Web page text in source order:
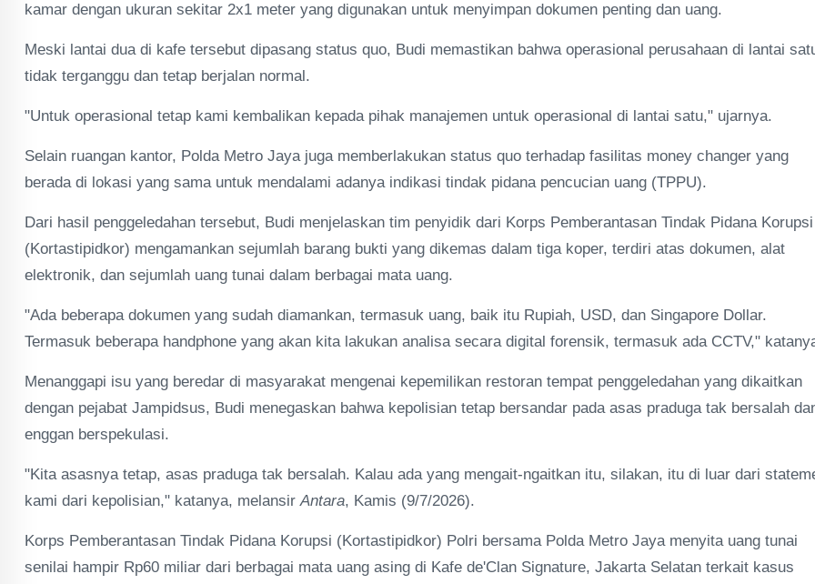
kamar dengan ukuran sekitar 2x1 meter yang digunakan untuk menyimpan dokumen penting dan uang.
​Meski lantai dua di kafe tersebut dipasang status quo, Budi memastikan bahwa operasional perusahaan di lantai
tidak terganggu dan tetap berjalan normal.
​"Untuk operasional tetap kami kembalikan kepada pihak manajemen untuk operasional di lantai satu," ujarnya.
​Selain ruangan kantor, Polda Metro Jaya juga memberlakukan status quo terhadap fasilitas money changer yang
berada di lokasi yang sama untuk mendalami adanya indikasi tindak pidana pencucian uang (TPPU).
​Dari hasil penggeledahan tersebut, Budi menjelaskan tim penyidik dari Korps Pemberantasan Tindak Pidana Korupsi
(Kortastipidkor) mengamankan sejumlah barang bukti yang dikemas dalam tiga koper, terdiri atas dokumen, alat
elektronik, dan sejumlah uang tunai dalam berbagai mata uang.
​"Ada beberapa dokumen yang sudah diamankan, termasuk uang, baik itu Rupiah, USD, dan Singapore Dollar.
Termasuk beberapa handphone yang akan kita lakukan analisa secara digital forensik, termasuk ada CCTV,"
​Menanggapi isu yang beredar di masyarakat mengenai kepemilikan restoran tempat penggeledahan yang dikaitkan
dengan pejabat Jampidsus, Budi menegaskan bahwa kepolisian tetap bersandar pada asas praduga tak bersalah
enggan berspekulasi.
​"Kita asasnya tetap, asas praduga tak bersalah. Kalau ada yang mengait-ngaitkan itu, silakan, itu di luar dari
kami dari kepolisian," katanya, melansirAntara, Kamis (9/7/2026).
Korps Pemberantasan Tindak Pidana Korupsi (Kortastipidkor) Polri bersama Polda Metro Jaya menyita uang tunai
senilai hampir Rp60 miliar dari berbagai mata uang asing di Kafe de'Clan Signature, Jakarta Selatan terkait kasus